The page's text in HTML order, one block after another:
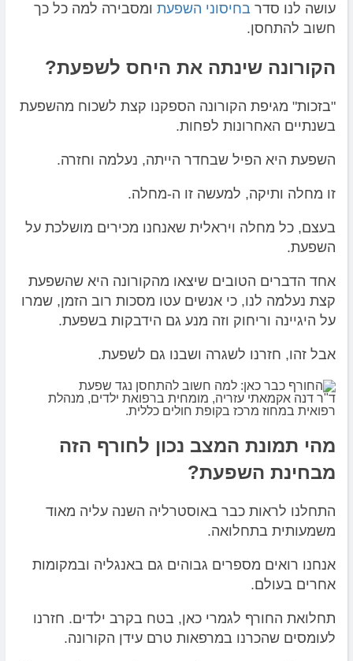
עושה לנו סדר בחיסוני השפעת ומסבירה למה כל כך
חשוב להתחסן.
הקורונה שינתה את היחס לשפעת?
"בזכות" מגיפת הקורונה הספקנו קצת לשכוח מהשפעת
בשנתיים האחרונות לפחות.
השפעת היא הפיל שבחדר הייתה, נעלמה וחזרה.
זו מחלה ותיקה, למעשה זו ה-מחלה.
בעצם, כל מחלה ויראלית שאנחנו מכירים מושלכת על
השפעת.
אחד הדברים הטובים שיצאו מהקורונה היא שהשפעת
קצת נעלמה לנו, כי אנשים עטו מסכות רוב הזמן, שמרו
על היגיינה וריחוק וזה מנע גם הידבקות בשפעת.
אבל זהו, חזרנו לשגרה ושבנו גם לשפעת.
ד"ר דנה אקמאתי עזריה, מומחית ברפואת ילדים, מנהלת
רפואית במחוז מרכז בקופת חולים כללית.
מהי תמונת המצב נכון לחורף הזה
מבחינת השפעת?
התחלנו לראות כבר באוסטרליה השנה עליה מאוד
משמעותית בתחלואה.
אנחנו רואים מספרים גבוהים גם באנגליה ובמקומות
אחרים בעולם.
תחלואת החורף לגמרי כאן, בטח בקרב ילדים. חזרנו
לעומסים שהכרנו במרפאות טרם עידן הקורונה.